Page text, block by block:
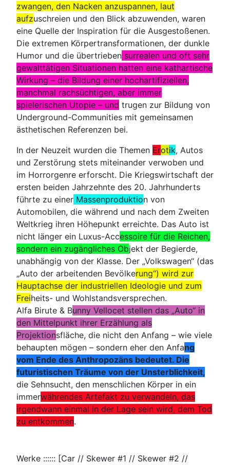
zwangen, den Nacken anzuspannen, laut
aufzuschreien und den Blick abzuwenden, waren
eine Quelle der Inspiration für die Ausgestoßenen.
Die extremen Körpertransformationen, der dunkle
Humor und die übertrieben surrealen und oft sehr
gewalttätigen Situationen hatten eine kathartische
Wirkung – die Bildung einer hochartifiziellen,
manchmal rachsüchtigen, aber immer
spielerischen Utopie – und trugen zur Bildung von
Underground-Communities mit gemeinsamen
ästhetischen Referenzen bei.
In der Neuzeit wurden die Themen Erotik, Autos
und Zerstörung stets miteinander verwoben und
im Horrorgenre erforscht. Die Kriegswirtschaft der
ersten beiden Jahrzehnte des 20. Jahrhunderts
führte zu einer Massenproduktion von
Automobilen, die während und nach dem Zweiten
Weltkrieg ihren Höhepunkt erreichte. Das Auto ist
nicht länger ein Luxus-Accessoire für die Reichen,
sondern ein zugängliches Objekt der Begierde,
unabhängig von der Klasse. Der „Volkswagen“ (das
„Auto der arbeitenden Bevölkerung“) wird zur
Hauptachse der industriellen Ideologie und zum
Freiheits- und Wohlstandsversprechen.
Alfa Birute & Bunny Vellocet stellen das „Auto“ in
den Mittelpunkt ihrer Erzählung als
Projektionsfläche, die nicht den Anfang – wie viele
behaupten mögen – sondern eher den Anfang
vom Ende des Anthropozäns bedeutet. Die
futuristischen Träume von der Unsterblichkeit,
die Sehnsucht, den menschlichen Körper in ein
immerwährendes Artefakt zu verwandeln, das
irgendwann einmal in der Lage sein wird, dem Tod
zu entkommen.
Werke :::::: [Car // Skewer #1 // Skewer #2 //